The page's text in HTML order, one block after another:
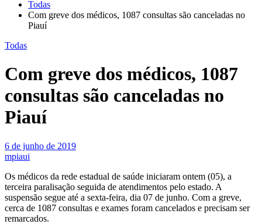
Todas
Com greve dos médicos, 1087 consultas são canceladas no
Piauí
Todas
Com greve dos médicos, 1087
consultas são canceladas no
Piauí
6 de junho de 2019
mpiaui
Os médicos da rede estadual de saúde iniciaram ontem (05), a
terceira paralisação seguida de atendimentos pelo estado. A
suspensão segue até a sexta-feira, dia 07 de junho. Com a greve,
cerca de 1087 consultas e exames foram cancelados e precisam ser
remarcados.